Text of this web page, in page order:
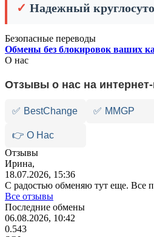
✓ Надежный
Безопасные переводы
Обмены без блокировок ваших
О нас
Отзывы о нас на
✅ BestChange ✅ MMGP
👉 О Нас
Отзывы
Ирина,
18.07.2026, 15:36
С радостью обменяю тут еще. Все
Все отзывы
Последние обмены
06.08.2026, 10:42
0.543